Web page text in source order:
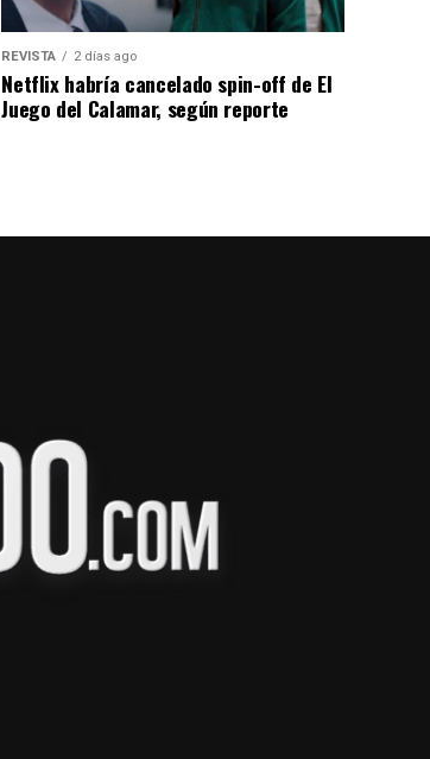
REVISTA 2 días ago
Netflix habría cancelado spin-off de El
Juego del Calamar, según reporte